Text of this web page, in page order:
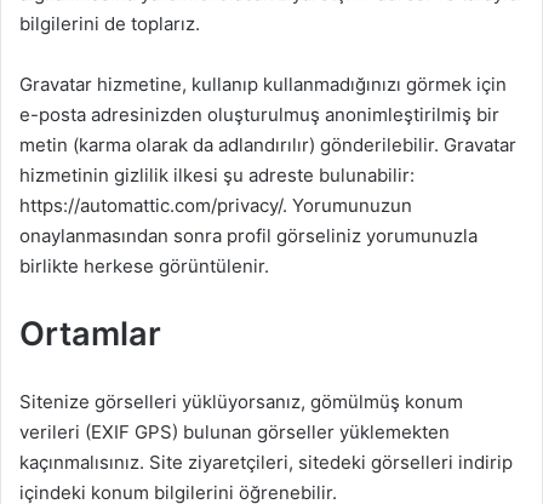
bilgilerini de toplarız.
Gravatar hizmetine, kullanıp kullanmadığınızı görmek için
e-posta adresinizden oluşturulmuş anonimleştirilmiş bir
metin (karma olarak da adlandırılır) gönderilebilir. Gravatar
hizmetinin gizlilik ilkesi şu adreste bulunabilir:
https://automattic.com/privacy/. Yorumunuzun
onaylanmasından sonra profil görseliniz yorumunuzla
birlikte herkese görüntülenir.
Ortamlar
Sitenize görselleri yüklüyorsanız, gömülmüş konum
verileri (EXIF GPS) bulunan görseller yüklemekten
kaçınmalısınız. Site ziyaretçileri, sitedeki görselleri indirip
içindeki konum bilgilerini öğrenebilir.